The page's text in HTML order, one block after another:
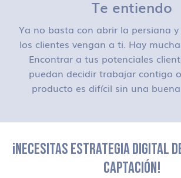
Te entiendo
Ya no basta con abrir la persiana
los clientes vengan a ti. Hay
Encontrar a tus potenciales
puedan decidir trabajar contigo
producto es difícil sin una
¡NECESITAS ESTRATEGIA DIGITAL
CAPTACIÓN!